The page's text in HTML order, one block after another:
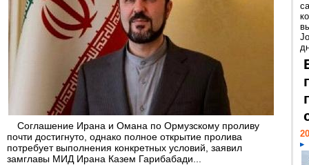
Соглашение Ирана и Омана по Ормузскому проливу
почти достигнуто, однако полное открытие пролива
потребует выполнения конкретных условий, заявил
замглавы МИД Ирана Казем Гарибабади...